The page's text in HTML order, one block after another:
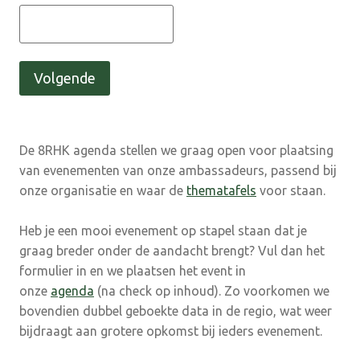
Volgende
De 8RHK agenda stellen we graag open voor plaatsing
van evenementen van onze ambassadeurs, passend bij
onze organisatie en waar de thematafels voor staan.
Heb je een mooi evenement op stapel staan dat je
graag breder onder de aandacht brengt? Vul dan het
formulier in en we plaatsen het event in
onze agenda (na check op inhoud). Zo voorkomen we
bovendien dubbel geboekte data in de regio, wat weer
bijdraagt aan grotere opkomst bij ieders evenement.